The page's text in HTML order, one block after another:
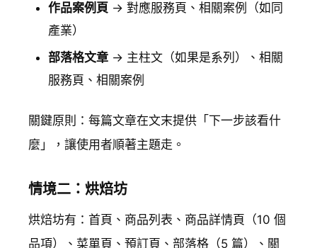
作品案例頁 → 對應服務頁、相關案例（如同
產業）
部落格文章 → 主柱文（如果是系列）、相關
服務頁、相關案例
關鍵原則：每篇文章在文末提供「下一步該看什
麼」，讓使用者順著主題走。
情境二：烘焙坊
烘焙坊有：首頁、商品列表、商品詳情頁（10 個
品項）、菜單頁、預訂頁、部落格（5 篇）、關